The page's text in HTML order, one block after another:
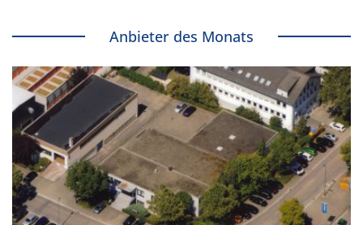
Anbieter des Monats